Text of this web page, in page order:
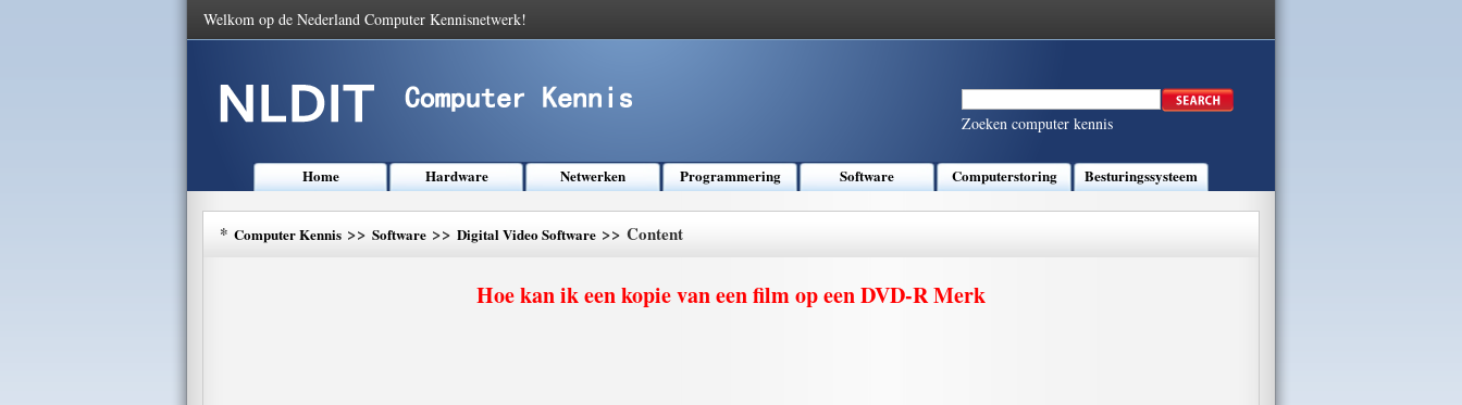
Welkom op de Nederland Computer Kennisnetwerk!
Zoeken computer kennis
Home Hardware Netwerken Programmering Software Computerstoring Besturingssysteem
* Computer Kennis >> Software >> Digital Video Software >> Content
Hoe kan ik een kopie van een film op een DVD-R Merk